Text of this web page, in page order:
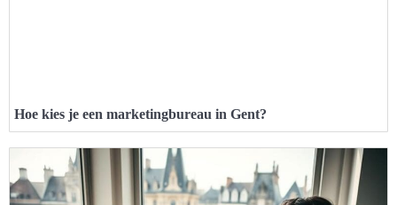
Hoe kies je een marketingbureau in Gent?